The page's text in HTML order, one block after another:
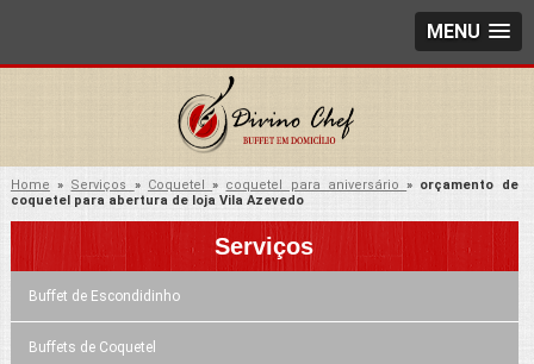
MENU
Home » Serviços » Coquetel» coquetel para aniversário» orçamento de
coquetel para abertura de loja Vila Azevedo
Serviços
Buffet de Escondidinho
Buffets de Coquetel